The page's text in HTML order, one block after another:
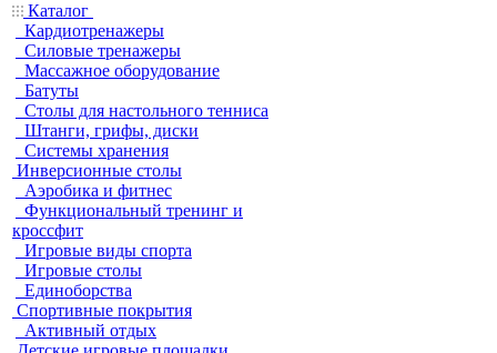
Каталог
Кардиотренажеры
Силовые тренажеры
Массажное оборудование
Батуты
Столы для настольного тенниса
Штанги, грифы, диски
Системы хранения
Инверсионные столы
Аэробика и фитнес
Функциональный тренинг и
кроссфит
Игровые виды спорта
Игровые столы
Единоборства
Спортивные покрытия
Активный отдых